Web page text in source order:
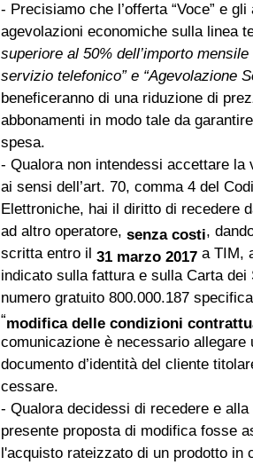
- Precisiamo che l’offerta “Voce” e
agevolazioni economiche sulla linea
superiore al 50% dell’importo
servizio telefonico” e “Agevolazione
beneficeranno di una riduzione di
abbonamenti in modo tale da
spesa.
- Qualora non intendessi accettare
ai sensi dell’art. 70, comma 4 del
Elettroniche, hai il diritto di recedere
ad altro operatore, senza costi,
scritta entro il 31 marzo 2017 a TIM,
indicato sulla fattura e sulla Carta
numero gratuito 800.000.187
“modifica delle condizioni
comunicazione è necessario allegare
documento d’identità del cliente
cessare.
- Qualora decidessi di recedere e
presente proposta di modifica fosse
l'acquisto rateizzato di un prodotto in